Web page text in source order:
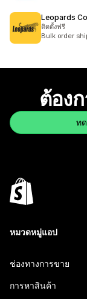
Leopards
ติดตั้งฟรี
Bulk order
ต้อง
ท
หมวดหมู่แอป
ช่องทางการขาย
การหาสินค้า